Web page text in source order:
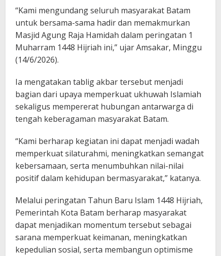
“Kami mengundang seluruh masyarakat Batam
untuk bersama-sama hadir dan memakmurkan
Masjid Agung Raja Hamidah dalam peringatan 1
Muharram 1448 Hijriah ini,” ujar Amsakar, Minggu
(14/6/2026).
Ia mengatakan tablig akbar tersebut menjadi
bagian dari upaya memperkuat ukhuwah Islamiah
sekaligus mempererat hubungan antarwarga di
tengah keberagaman masyarakat Batam.
“Kami berharap kegiatan ini dapat menjadi wadah
memperkuat silaturahmi, meningkatkan semangat
kebersamaan, serta menumbuhkan nilai-nilai
positif dalam kehidupan bermasyarakat,” katanya.
Melalui peringatan Tahun Baru Islam 1448 Hijriah,
Pemerintah Kota Batam berharap masyarakat
dapat menjadikan momentum tersebut sebagai
sarana memperkuat keimanan, meningkatkan
kepedulian sosial, serta membangun optimisme